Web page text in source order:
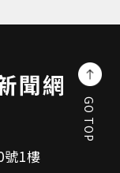
號1樓
GO TOP